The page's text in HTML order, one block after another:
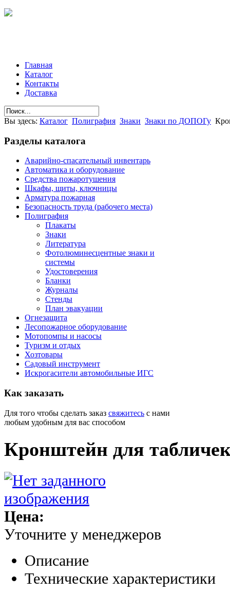
Главная
Каталог
Контакты
Доставка
Вы здесь: Каталог Полиграфия Знаки Знаки по ДОПОГу
Разделы каталога
Аварийно-спасательный инвентарь
Автоматика и оборудование
Средства пожаротушения
Шкафы, щиты, ключницы
Арматура пожарная
Безопасность труда (рабочего места)
Полиграфия
Плакаты
Знаки
Литература
Фотолюминесцентные знаки и
системы
Удостоверения
Бланки
Журналы
Стенды
План эвакуации
Огнезащита
Лесопожарное оборудование
Мотопомпы и насосы
Туризм и отдых
Хозтовары
Садовый инструмент
Искрогасители автомобильные ИГС
Как заказать
Для того чтобы сделать заказ свяжитесь с нами
любым удобным для вас способом
Кронштейн для
Цена:
Уточните у менеджеров
Описание
Технические характеристики